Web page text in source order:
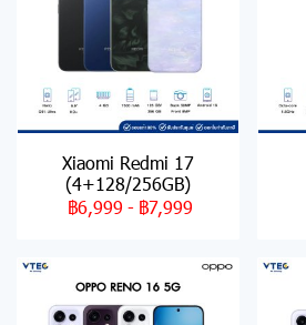
Xiaomi Redmi 17
(4+128/256GB)
฿6,999 - ฿7,999